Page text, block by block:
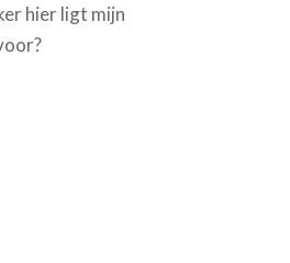
hier ligt mijn